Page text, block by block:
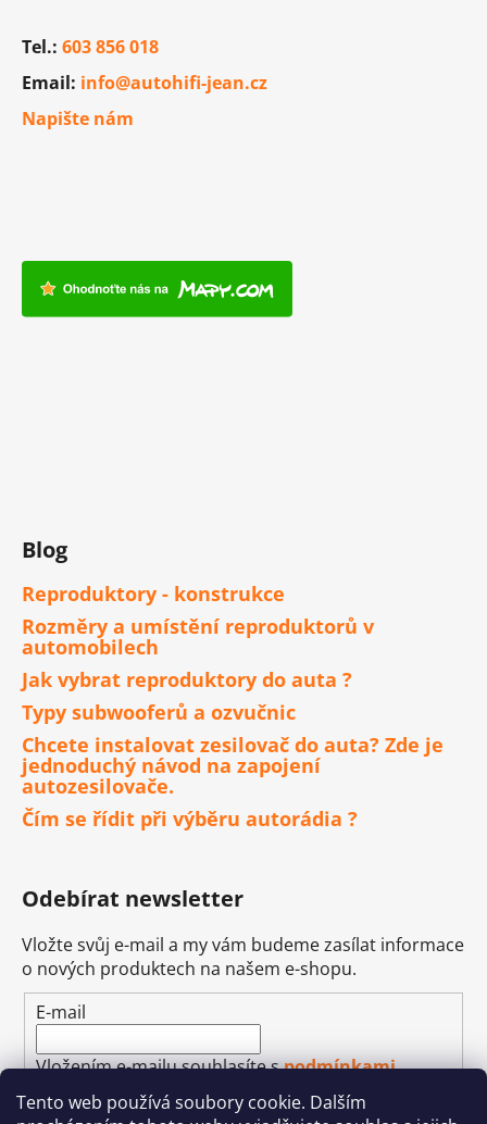
Tento web používá soubory cookie. Dalším
Tel.: 603 856 018
Email: info@autohifi-jean.cz
Napište nám
Blog
Reproduktory - konstrukce
Rozměry a umístění reproduktorů v
automobilech
Jak vybrat reproduktory do auta ?
Typy subwooferů a ozvučnic
Chcete instalovat zesilovač do auta? Zde je
jednoduchý návod na zapojení
autozesilovače.
Čím se řídit při výběru autorádia ?
Odebírat newsletter
Vložte svůj e-mail a my vám budeme zasílat informace
o nových produktech na našem e-shopu.
E-mail
Vložením e-mailu souhlasíte spodmínkami
ochrany osobních údajů